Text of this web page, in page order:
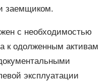
заемщиком.
с необходимостью
к одолженным активам
эксплуатации